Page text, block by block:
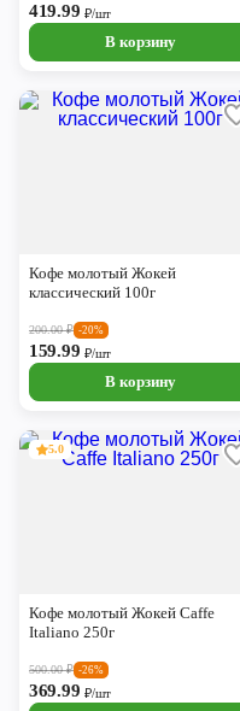
419.99 ₽/шт
В корзину
Кофе молотый Жокей
классический 100г
200.00₽ -20%
159.99 ₽/шт
В корзину
5.0
Кофе молотый Жокей Caffe
Italiano 250г
500.00₽ -26%
369.99 ₽/шт